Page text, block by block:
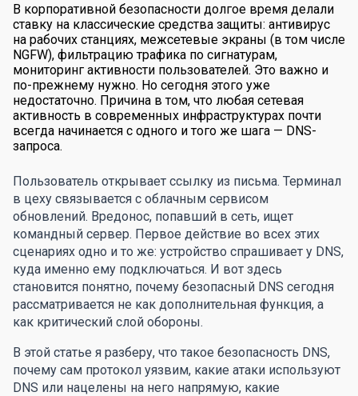
В корпоративной безопасности долгое время делали
ставку на классические средства защиты: антивирус
на рабочих станциях, межсетевые экраны (в том числе
NGFW), фильтрацию трафика по сигнатурам,
мониторинг активности пользователей. Это важно и
по-прежнему нужно. Но сегодня этого уже
недостаточно. Причина в том, что любая сетевая
активность в современных инфраструктурах почти
всегда начинается с одного и того же шага — DNS-
запроса.
Пользователь открывает ссылку из письма. Терминал
в цеху связывается с облачным сервисом
обновлений. Вредонос, попавший в сеть, ищет
командный сервер. Первое действие во всех этих
сценариях одно и то же: устройство спрашивает у DNS,
куда именно ему подключаться. И вот здесь
становится понятно, почему безопасный DNS сегодня
рассматривается не как дополнительная функция, а
как критический слой обороны.
В этой статье я разберу, что такое безопасность DNS,
почему сам протокол уязвим, какие атаки используют
DNS или нацелены на него напрямую, какие